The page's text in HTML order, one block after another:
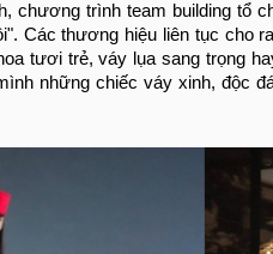
chương trình team building tổ
Các thương hiệu liên tục cho
tươi trẻ, váy lụa sang trọng
những chiếc váy xinh, độc